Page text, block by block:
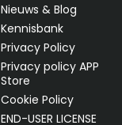
Nieuws & Blog
Kennisbank
Privacy Policy
Privacy policy APP
Store
Cookie Policy
END-USER LICENSE